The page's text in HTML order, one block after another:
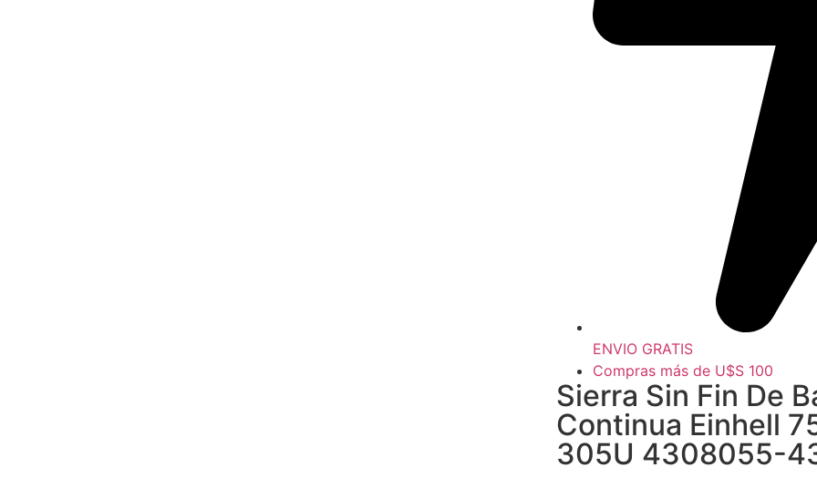
ENVIO GRATIS
Compras más de U$S 100
Sierra Sin Fin De
Continua Einhell
305U 4308055-